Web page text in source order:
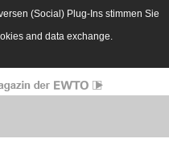
(Social) Plug-Ins stimmen Sie
and data exchange.